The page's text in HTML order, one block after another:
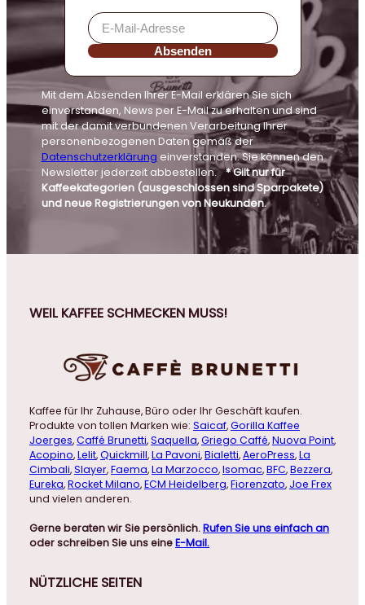
Absenden
Mit dem Absenden Ihrer E-Mail erklären Sie sich
einverstanden, News per E-Mail zu erhalten und sind
mit der damit verbundenen Verarbeitung Ihrer
personenbezogenen Daten gemäß der
Datenschutzerklärung einverstanden. Sie können den
Newsletter jederzeit abbestellen.* Gilt nur für
Kaffeekategorien (ausgeschlossen sind Sparpakete)
und neue Registrierungen von Neukunden.
WEIL KAFFEE SCHMECKEN MUSS!
Kaffee für Ihr Zuhause, Büro oder Ihr Geschäft kaufen.
Produkte von tollen Marken wie: Saicaf,Gorilla Kaffee
Joerges,Caffé Brunetti,Saquella,Griego Caffé,Nuova Point,
Acopino,Lelit,Quickmill,La Pavoni,Bialetti,AeroPress,La
Cimbali,Slayer,Faema,La Marzocco,Isomac,BFC,Bezzera,
Eureka,Rocket Milano,ECM Heidelberg,Fiorenzato, Joe Frex
und vielen anderen.
Gerne beraten wir Sie persönlich.Rufen Sie uns einfach an
oder schreiben Sie uns eineE-Mail.
NÜTZLICHE SEITEN